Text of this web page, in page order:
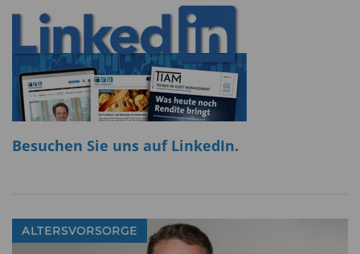
Besuchen Sie uns auf LinkedIn.
ALTERSVORSORGE